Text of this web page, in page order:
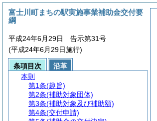
富士川町まちの駅実施事業補助金交付要
綱
平成24年6月29日 告示第31号
(平成24年6月29日施行)
条項目次
沿革
本則
第1条(趣旨)
第2条(補助対象団体)
第3条(補助対象及び補助額)
第4条(交付申請)